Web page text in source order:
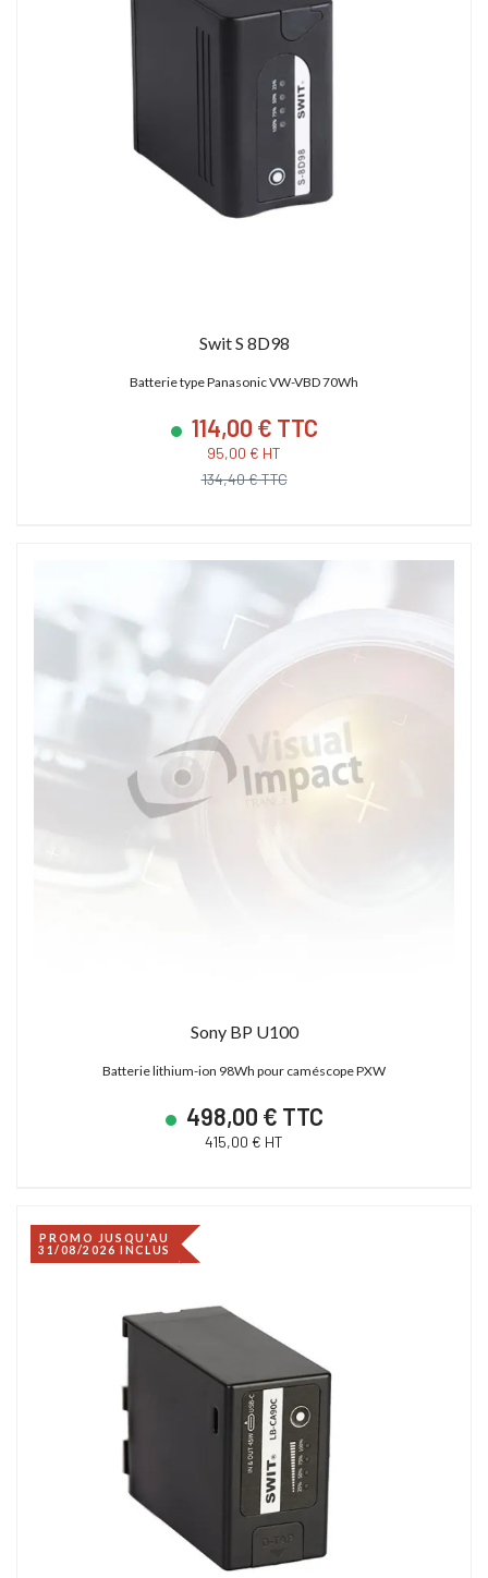
Swit S 8D98
Batterie type Panasonic VW-VBD 70Wh
114,00 € TTC
95,00 € HT
134,40 € TTC
Sony BP U100
Batterie lithium-ion 98Wh pour caméscope PXW
498,00 € TTC
415,00 € HT
PROMO JUSQU'AU
31/08/2026 INCLUS